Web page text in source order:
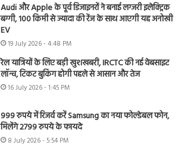
Audi और Apple के पूर्व डिजाइनरों ने बनाई लग्जरी इलेक्ट्रिक
बग्गी, 100 किमी से ज्यादा की रेंज के साथ आएगी यह अनोखी
EV
19 July 2026 - 4:48 PM
रेल यात्रियों के लिए बड़ी खुशखबरी, IRCTC की नई वेबसाइट
लॉन्च, टिकट बुकिंग होगी पहले से आसान और तेज
16 July 2026 - 1:45 PM
999 रुपये में रिजर्व करें Samsung का नया फोल्डेबल फोन,
मिलेंगे 2799 रुपये के फायदे
8 July 2026 - 5:54 PM